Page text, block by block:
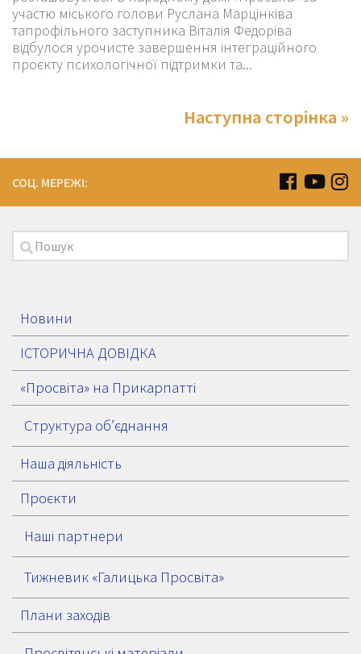
участю міського голови Руслана Марцінківа
тапрофільного заступника Віталія Федоріва
відбулося урочисте завершення інтеграційного
проєкту психологічної підтримки та...
Наступна сторінка »
СОЦ. МЕРЕЖІ:
Новини
ІСТОРИЧНА ДОВІДКА
«Просвіта» на Прикарпатті
Структура об’єднання
Наша діяльність
Проєкти
Наші партнери
Тижневик «Галицька Просвіта»
Плани заходів